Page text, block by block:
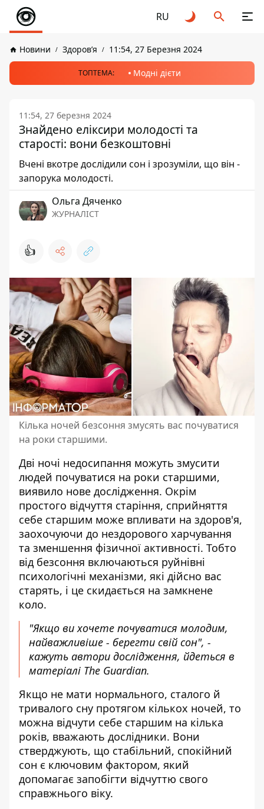
RU
Новини Здоров’я 11:54, 27 Березня 2024
ТОПТЕМА: Модні дієти
11:54, 27 березня 2024
Знайдено еліксири молодості та
старості: вони безкоштовні
Вчені вкотре дослідили сон і зрозуміли, що він -
запорука молодості.
Ольга Дяченко
ЖУРНАЛІСТ
👍
Кілька ночей безсоння змусять вас почуватися
на роки старшими.
Дві ночі недосипання можуть змусити
людей почуватися на роки старшими,
виявило нове дослідження. Окрім
простого відчуття старіння, сприйняття
себе старшим може впливати на здоров'я,
заохочуючи до нездорового харчування
та зменшення фізичної активності. Тобто
від безсоння включаються руйнівні
психологічні механізми, які дійсно вас
старять, і це скидається на замкнене
коло.
"Якщо ви хочете почуватися молодим,
найважливіше - берегти свій сон", -
кажуть автори дослідження, йдеться в
матеріалі The Guardian.
Якщо не мати нормального, сталого й
тривалого сну протягом кількох ночей, то
можна відчути себе старшим на кілька
років, вважають дослідники. Вони
стверджують, що стабільний, спокійний
сон є ключовим фактором, який
допомагає запобігти відчуттю свого
справжнього віку.